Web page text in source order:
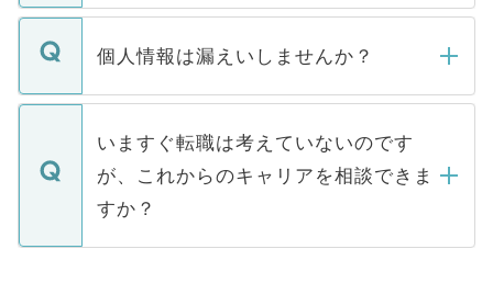
ません。
■応募殺到を避けるため 人気のある医療機
関を公にしてしまうと、応募が殺到する場
に、医療機関が求める条件に合った人材の
みを人材紹介会社に依頼するケースが増え
ています。
転職・入職を強要することは一切ありませ
ん。また、仮に応募先から内定をいただい
定を承諾する必要はありません。内定先へ
の辞退の連絡はキャリアパートナーが行い
個人情報は漏えいしませんか？
個人情報が漏えいすることはありませんの
で、ご安心ください。当サイトからの登録
などで収集したご登録者様の個人情報は、
ご本人のキャリアアップおよび転職活動の
支援を目的に使用いたします。お預かりし
ているすべての個人データはご本人の許可
いますぐ転職は考えていないのです
が、これからのキャリアを相談できま
すか？